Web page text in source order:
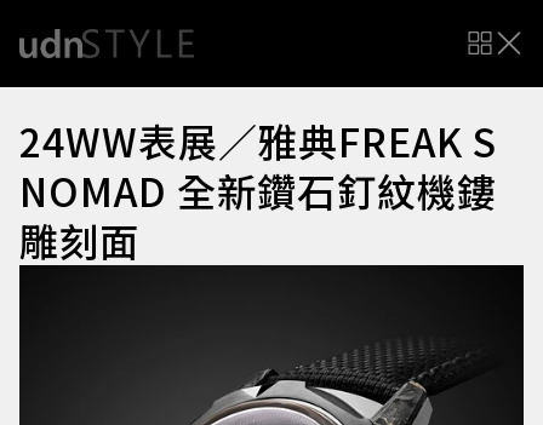
24WW表展／雅典FREAK S
NOMAD 全新鑽石釘紋機鏤
雕刻面